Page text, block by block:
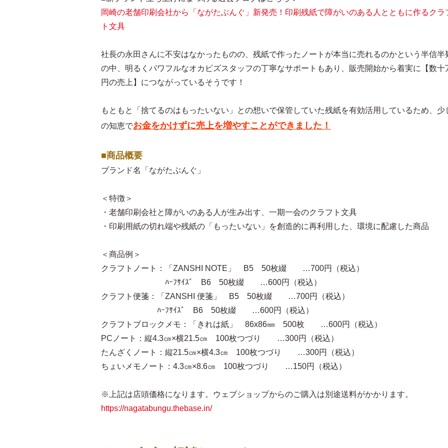
岡崎の老舗印刷会社から「ながたぶんぐ」新発売！印刷残紙で障がいのある人とともに作るクラ
ト文具
社長の永田さんに不安はなかったものの、残紙で作ったノートが本当に売れるのかという半信半
の中、明るくパワフルなオカビズスタッフの丁寧なサポートもあり、販売開始から着実に【数十
円の売上】につながっているそうです！
もともと「捨てるのはもったいない」との想いで保管していた残紙を有効活用しているため、少
の知恵でお金をかけずに売上を増やすことができました！
■商品概要
ブランド名「ながたぶんぐ」
＜特徴＞
・老舗印刷会社と障がいのある人が生み出す、一期一会のクラフト文具
・印刷用紙の切れ端や残紙の「もったいない」を創造的に再利用した、環境に配慮した商品
＜商品例＞
クラフトノート：「ZANSHI NOTE」 B5 50枚綴 …700円（税込）
ﾊｰﾌｻｲｽﾞ B6 50枚綴 …600円（税込）
クラフト便箋：「ZANSHI 便箋」 B5 50枚綴 …700円（税込）
ﾊｰﾌｻｲｽﾞ B6 50枚綴 …600円（税込）
クラフトブロックメモ：「きれは紙」 86x86㎜ 500枚 …600円（税込）
PCノート：縦4.3㎝×横21.5㎝ 100枚つづり …300円（税込）
たんざくノート：縦21.5㎝×横4.3㎝ 100枚つづり …300円（税込）
ちょいメモノート：4.3㎝×8.6㎝ 100枚つづり …150円（税込）
※上記は店頭価格になります。ウェブショップからのご購入は別途送料がかかります。
https://nagatabungu.thebase.in/